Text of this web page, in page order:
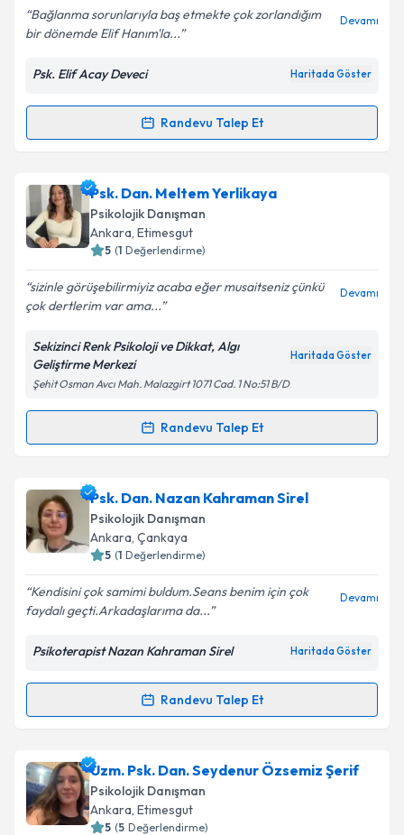
Kişisel verilerimin işlenmesine ilişkin
Aydınlatma
kapsamda işlenmesini kabul ediyorum.
Bağlanma sorunlarıyla baş etmekte çok zorlandığım
bir dönemde Elif Hanım'la...
Devamı
Psk. Elif Acay Deveci Haritada Göster
Randevu Talep Et
Randevu Takvimi Talebi
Psk. Elif Acay Deveciiçin randevu takvimi talebi
oluşturun. Size bu uzmandan randevu almanız için bir
takvim hazırlandığında e-posta ile bilgilendireceğiz.
Kişisel verilerimin işlenmesine ilişkin
Aydınlatma
Metni'ni okudum ve kişisel verilerimin belirtilen
kapsamda işlenmesini kabul ediyorum.
Takvim Talebini Gönder
Psk. Dan. Meltem Yerlikaya
Psikolojik Danışman
Ankara, Etimesgut
5 (1 Değerlendirme)
sizinle görüşebilirmiyiz acaba eğer musaitseniz çünkü
çok dertlerim var ama...
Devamı
Sekizinci Renk Psikoloji ve Dikkat, Algı
Geliştirme Merkezi
Haritada Göster
Şehit Osman Avcı Mah. Malazgirt 1071 Cad. 1 No:51 B/D
Randevu Talep Et
Randevu Takvimi Talebi
Psk. Dan. Meltem Yerlikayaiçin randevu takvimi
talebi oluşturun. Size bu uzmandan randevu almanız
için bir takvim hazırlandığında e-posta ile
bilgilendireceğiz.
E-posta Adresiniz
'ni okudum ve kişisel verilerimin belirtilen
kapsamda işlenmesini kabul ediyorum.
Takvim Talebini Gönder
Psk. Dan. Nazan Kahraman Sirel
Psikolojik Danışman
Ankara, Çankaya
5 (1 Değerlendirme)
Kendisini çok samimi buldum.Seans benim için çok
faydalı geçti.Arkadaşlarıma da...
Devamı
Psikoterapist Nazan Kahraman Sirel Haritada Göster
Randevu Talep Et
Randevu Takvimi Talebi
Psk. Dan. Nazan Kahraman Sireliçin randevu
takvimi talebi oluşturun. Size bu uzmandan randevu
almanız için bir takvim hazırlandığında e-posta ile
bilgilendireceğiz.
Uzm. Psk. Dan. Seydenur Özsemiz Şerif
Psikolojik Danışman
Ankara, Etimesgut
5 (5 Değerlendirme)